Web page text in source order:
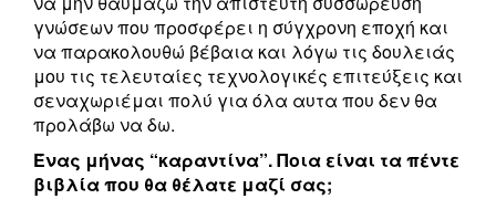
γνώσεων που προσφέρει η σύγχρονη εποχή και
να παρακολουθώ βέβαια και λόγω τις δουλειάς
μου τις τελευταίες τεχνολογικές επιτεύξεις και
σεναχωριέμαι πολύ για όλα αυτα που δεν θα
προλάβω να δω.
Ένας μήνας “καραντίνα”. Ποια είναι τα πέντε
βιβλία που θα θέλατε μαζί σας;